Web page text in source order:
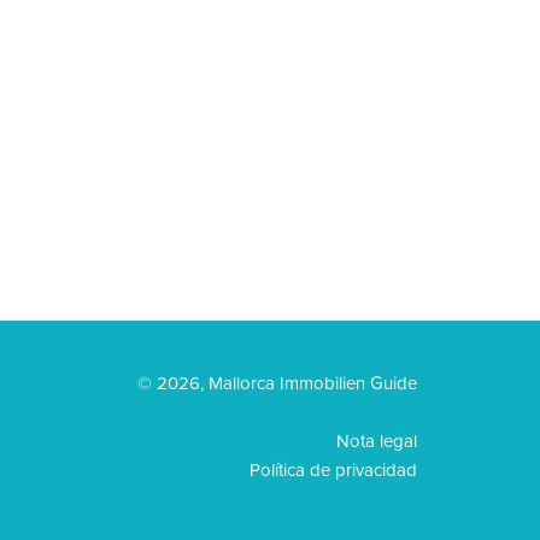
© 2026, Mallorca Immobilien Guide
Nota legal
Política de privacidad